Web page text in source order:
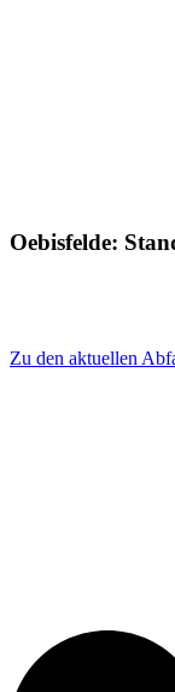
Oebisfelde:
Zu den aktuellen